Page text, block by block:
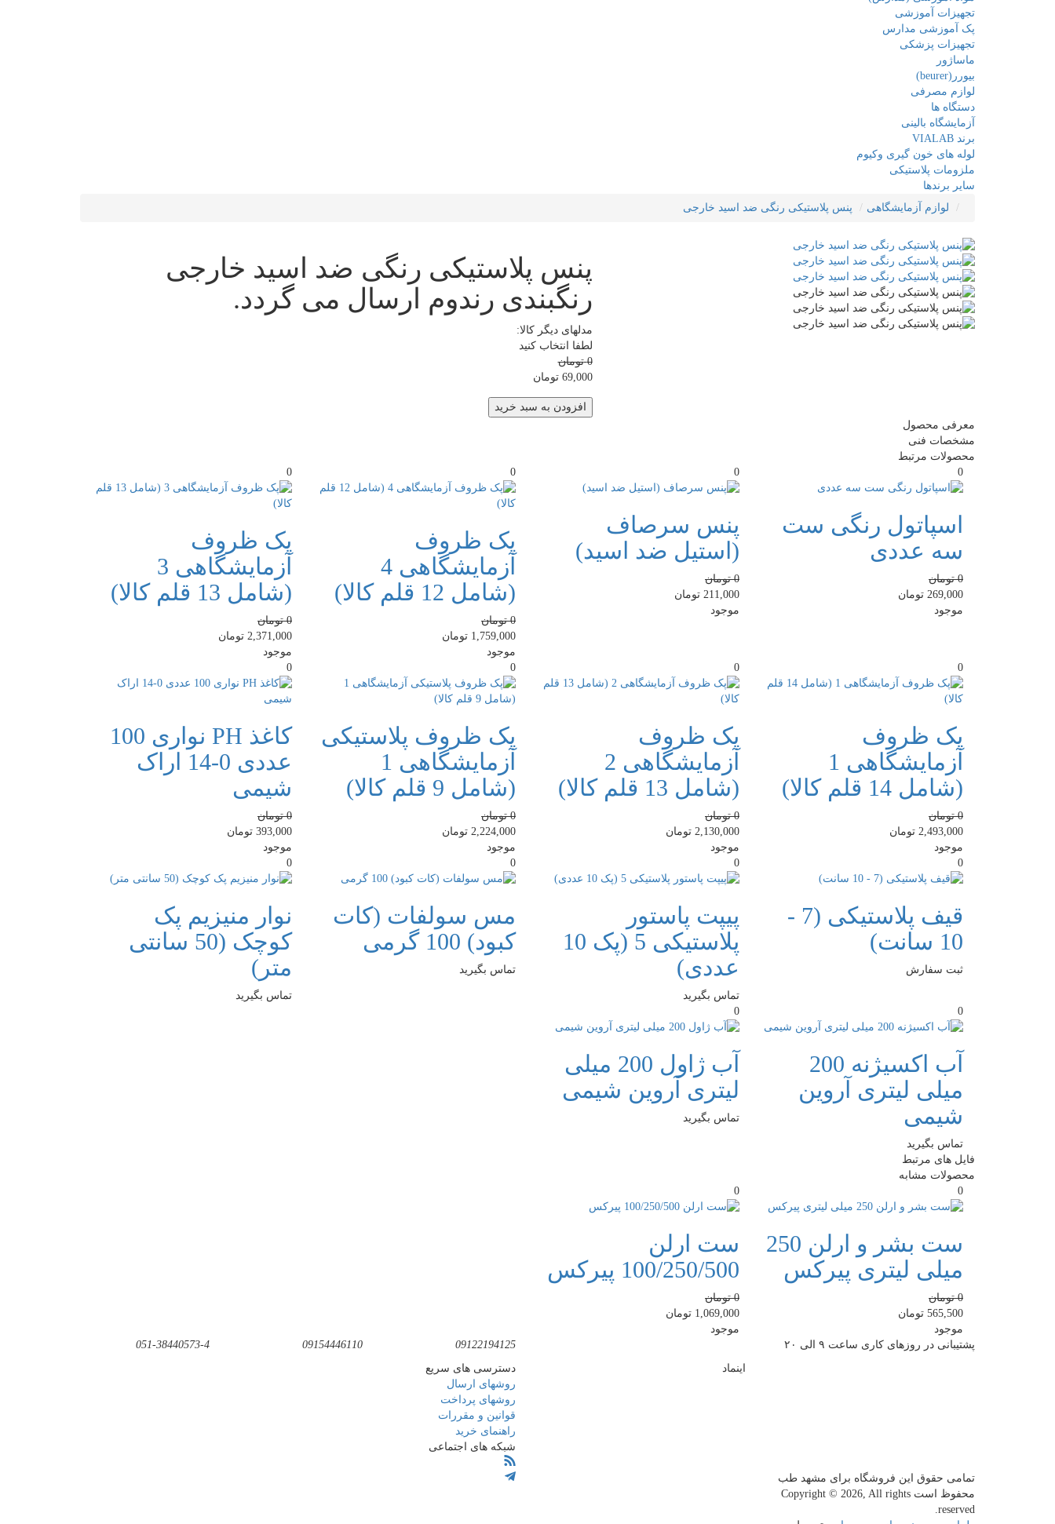
تجهیزات آموزشی
پک آموزشی مدارس
تجهیزات پزشکی
ماساژور
بیورر(beurer)
لوازم مصرفی
دستگاه ها
آزمایشگاه بالینی
برند VIALAB
لوله های خون گیری وکیوم
ملزومات پلاستیکی
سایر برندها
لوازم آزمایشگاهی
پنس پلاستیکی رنگی ضد اسید خارجی
پنس پلاستیکی رنگی ضد اسید خارجی
رنگبندی رندوم ارسال می گردد.
مدلهای دیگر کالا:
لطفا انتخاب کنید
0 تومان
69,000 تومان
افزودن به سبد خرید
معرفی محصول
مشخصات فنی
محصولات مرتبط
0
اسپاتول رنگی ست
سه عددی
0 تومان
269,000 تومان
موجود
0
پنس سرصاف
(استیل ضد اسید)
0 تومان
211,000 تومان
موجود
0
پک ظروف
آزمایشگاهی 4
(شامل 12 قلم کالا)
0 تومان
1,759,000 تومان
موجود
0
پک ظروف
آزمایشگاهی 3
(شامل 13 قلم کالا)
0 تومان
2,371,000 تومان
موجود
0
پک ظروف
آزمایشگاهی 1
(شامل 14 قلم کالا)
0 تومان
2,493,000 تومان
موجود
0
پک ظروف
آزمایشگاهی 2
(شامل 13 قلم کالا)
0 تومان
2,130,000 تومان
موجود
0
پک ظروف پلاستیکی
آزمایشگاهی 1
(شامل 9 قلم کالا)
0 تومان
2,224,000 تومان
موجود
0
کاغذ PH نواری 100
عددی 0-14 اراک
شیمی
0 تومان
393,000 تومان
موجود
0
قیف پلاستیکی (7 -
10 سانت)
ثبت سفارش
0
پیپت پاستور
پلاستیکی 5 (پک 10
عددی)
تماس بگیرید
0
مس سولفات (کات
کبود) 100 گرمی
تماس بگیرید
0
نوار منیزیم پک
کوچک (50 سانتی
متر)
تماس بگیرید
0
آب اکسیژنه 200
میلی لیتری آروین
شیمی
تماس بگیرید
0
آب ژاول 200 میلی
لیتری آروین شیمی
تماس بگیرید
فایل های مرتبط
محصولات مشابه
0
ست بشر و ارلن 250
میلی لیتری پیرکس
0 تومان
565,500 تومان
موجود
0
ست ارلن
100/250/500 پیرکس
0 تومان
1,069,000 تومان
موجود
پشتیبانی در روزهای کاری ساعت ۹ الی ۲۰
09122194125
09154446110
051-38440573-4
دسترسی های سریع
روشهای ارسال
روشهای پرداخت
قوانین و مقررات
راهنمای خرید
شبکه های اجتماعی
اینماد
تمامی حقوق این فروشگاه برای مشهد طب
محفوظ است Copyright © 2026, All rights
reserved.